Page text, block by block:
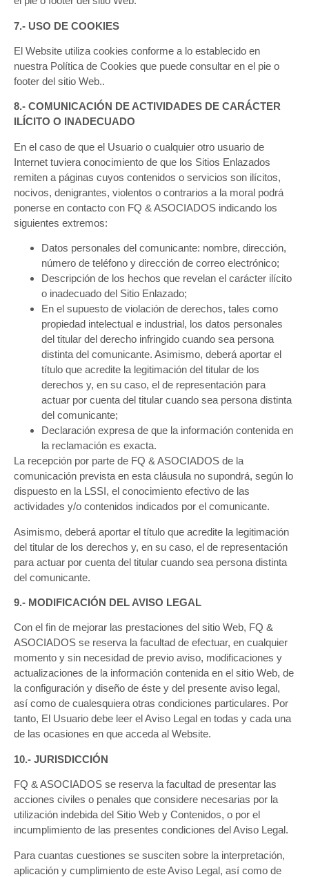
7.- USO DE COOKIES
El Website utiliza cookies conforme a lo establecido en
nuestra Política de Cookies que puede consultar en el pie o
footer del sitio Web..
8.- COMUNICACIÓN DE ACTIVIDADES DE CARÁCTER
ILÍCITO O INADECUADO
En el caso de que el Usuario o cualquier otro usuario de
Internet tuviera conocimiento de que los Sitios Enlazados
remiten a páginas cuyos contenidos o servicios son ilícitos,
nocivos, denigrantes, violentos o contrarios a la moral podrá
ponerse en contacto con FQ & ASOCIADOS indicando los
siguientes extremos:
Datos personales del comunicante: nombre, dirección,
número de teléfono y dirección de correo electrónico;
Descripción de los hechos que revelan el carácter ilícito
o inadecuado del Sitio Enlazado;
En el supuesto de violación de derechos, tales como
propiedad intelectual e industrial, los datos personales
del titular del derecho infringido cuando sea persona
distinta del comunicante. Asimismo, deberá aportar el
título que acredite la legitimación del titular de los
derechos y, en su caso, el de representación para
actuar por cuenta del titular cuando sea persona distinta
del comunicante;
Declaración expresa de que la información contenida en
la reclamación es exacta.
La recepción por parte de FQ & ASOCIADOS de la
comunicación prevista en esta cláusula no supondrá, según lo
dispuesto en la LSSI, el conocimiento efectivo de las
actividades y/o contenidos indicados por el comunicante.
Asimismo, deberá aportar el título que acredite la legitimación
del titular de los derechos y, en su caso, el de representación
para actuar por cuenta del titular cuando sea persona distinta
del comunicante.
9.- MODIFICACIÓN DEL AVISO LEGAL
Con el fin de mejorar las prestaciones del sitio Web, FQ &
ASOCIADOS se reserva la facultad de efectuar, en cualquier
momento y sin necesidad de previo aviso, modificaciones y
actualizaciones de la información contenida en el sitio Web, de
la configuración y diseño de éste y del presente aviso legal,
así como de cualesquiera otras condiciones particulares. Por
tanto, El Usuario debe leer el Aviso Legal en todas y cada una
de las ocasiones en que acceda al Website.
10.- JURISDICCIÓN
FQ & ASOCIADOS se reserva la facultad de presentar las
acciones civiles o penales que considere necesarias por la
utilización indebida del Sitio Web y Contenidos, o por el
incumplimiento de las presentes condiciones del Aviso Legal.
Para cuantas cuestiones se susciten sobre la interpretación,
aplicación y cumplimiento de este Aviso Legal, así como de